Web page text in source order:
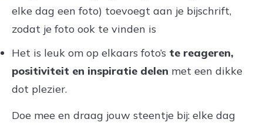
elke dag een foto) toevoegt aan je bijschrift,
zodat je foto ook te vinden is
Het is leuk om op elkaars foto’s te reageren,
positiviteit en inspiratie delen met een dikke
dot plezier.
Doe mee en draag jouw steentje bij: elke dag